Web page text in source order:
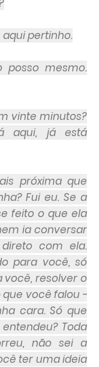
aqui pertinho.
mesmo.
vinte minutos?
aqui, já está
próxima que
Fui eu. Se a
feito o que ela
ia conversar
com ela.
para você, só
você, resolver o
você falou -
cara. Só que
Toda
não sei a
ter uma ideia